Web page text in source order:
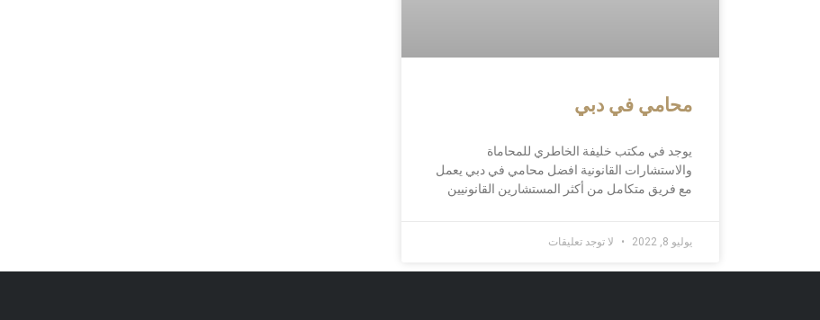
محامي في دبي
يوجد في مكتب خليفة الخاطري للمحاماة
والاستشارات القانونية افضل محامي في دبي يعمل
مع فريق متكامل من أكثر المستشارين القانونيين
يوليو 8, 2022 لا توجد تعليقات